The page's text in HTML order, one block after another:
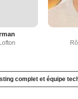
complet et équipe